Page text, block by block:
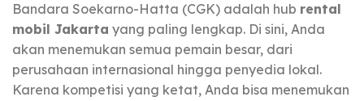
Bandara Soekarno-Hatta (CGK) adalah hub rental
mobil Jakarta yang paling lengkap. Di sini, Anda
akan menemukan semua pemain besar, dari
perusahaan internasional hingga penyedia lokal.
Karena kompetisi yang ketat, Anda bisa menemukan